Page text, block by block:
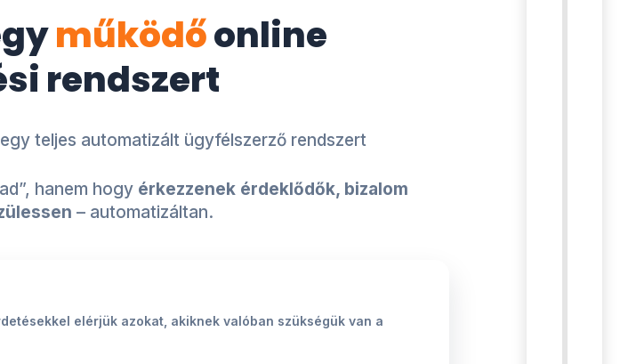
működőonline
rendszert
teljes automatizált ügyfélszerző rendszert
hanem hogy érkezzenek érdeklődők, bizalom
– automatizáltan.
elérjük azokat, akiknek valóban szükségük van a